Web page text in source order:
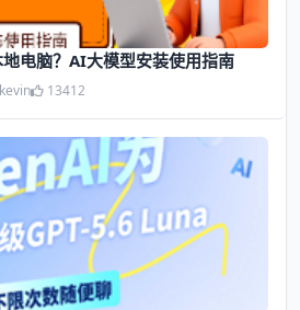
电脑？AI大模型安装使用指南
kevin 13412